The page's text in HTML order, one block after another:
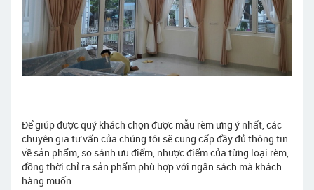
Để giúp được quý khách chọn được mẫu rèm ưng ý nhất, các
chuyên gia tư vấn của chúng tôi sẽ cung cấp đầy đủ thông tin
về sản phẩm, so sánh ưu điểm, nhược điểm của từng loại rèm,
đồng thời chỉ ra sản phẩm phù hợp với ngân sách mà khách
hàng muốn.